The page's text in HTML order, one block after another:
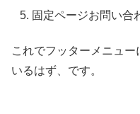
固定ページお問い合
これでフッターメニュ
いるはず、です。